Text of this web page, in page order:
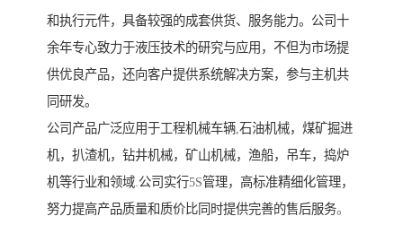
和执行元件，具备较强的成套供货、服务能力。公司十
余年专心致力于液压技术的研究与应用，不但为市场提
供优良产品，还向客户提供系统解决方案，参与主机共
同研发。
公司产品广泛应用于工程机械车辆,石油机械，煤矿掘进
机，扒渣机，钻井机械，矿山机械，渔船，吊车，捣炉
机等行业和领域.公司实行5S管理，高标准精细化管理，
努力提高产品质量和质价比同时提供完善的售后服务。